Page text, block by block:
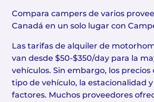
Compara campers de varios
Canadá en un solo lugar con
Las tarifas de alquiler de
van desde $50-$350/day para la
vehículos. Sin embargo, los
tipo de vehículo, la estacionalidad
factores. Muchos proveedores